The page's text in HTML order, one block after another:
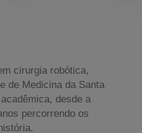
cirurgia robótica,
de Medicina da Santa
desde a
percorrendo os